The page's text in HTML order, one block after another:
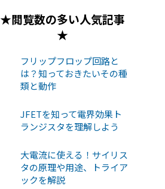
★閲覧数の多い人気記事
★
フリップフロップ回路と
は？知っておきたいその種
類と動作
JFETを知って電界効果ト
ランジスタを理解しよう
大電流に使える！サイリス
タの原理や用途、トライア
ックを解説